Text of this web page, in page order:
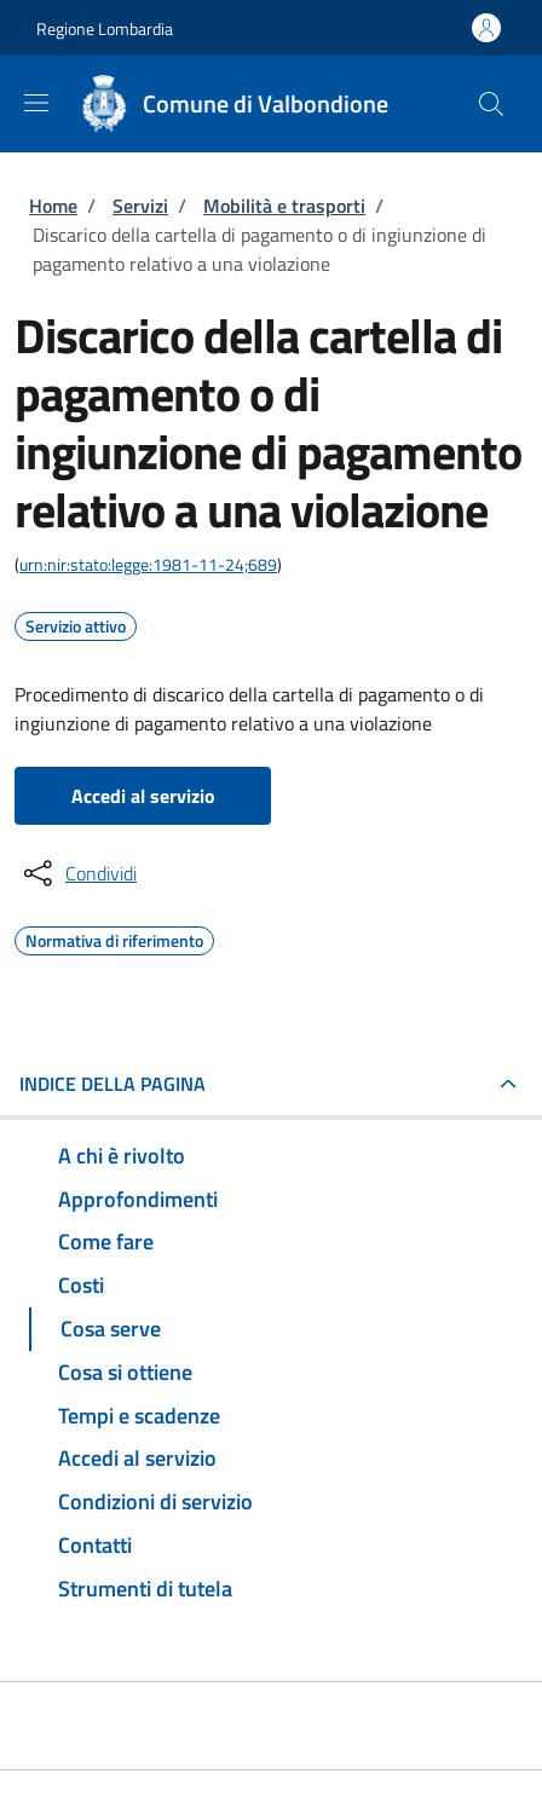
Regione Lombardia
Comune di Valbondione
Briciole di pane
Home / Servizi / Mobilità e trasporti /
Discarico della cartella di pagamento o di ingiunzione di
pagamento relativo a una violazione
Discarico della cartella di
pagamento o di
ingiunzione di pagamento
relativo a una violazione
(urn:nir:stato:legge:1981-11-24;689)
Servizio attivo
Procedimento di discarico della cartella di pagamento o di
ingiunzione di pagamento relativo a una violazione
Accedi al servizio
Condividi
Normativa di riferimento
INDICE DELLA PAGINA
A chi è rivolto
Approfondimenti
Come fare
Costi
Cosa serve
Cosa si ottiene
Tempi e scadenze
Accedi al servizio
Condizioni di servizio
Contatti
Strumenti di tutela